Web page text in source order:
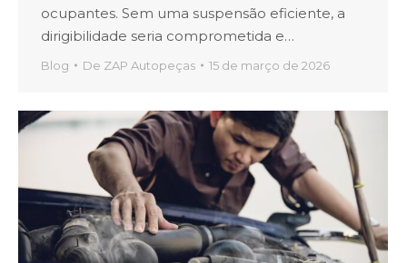
ocupantes. Sem uma suspensão eficiente, a
dirigibilidade seria comprometida e…
Blog De ZAP Autopeças 15 de março de 2026